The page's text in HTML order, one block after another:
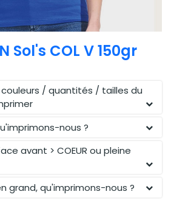
Sol's COL V 150gr
couleurs / quantités / tailles du
nous ?
avant > COEUR ou pleine
en grand, qu'imprimons-nous ?